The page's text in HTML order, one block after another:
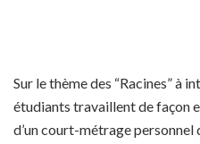
Sur le thème des “Racines” à
étudiants travaillent de façon
d’un court-métrage personnel